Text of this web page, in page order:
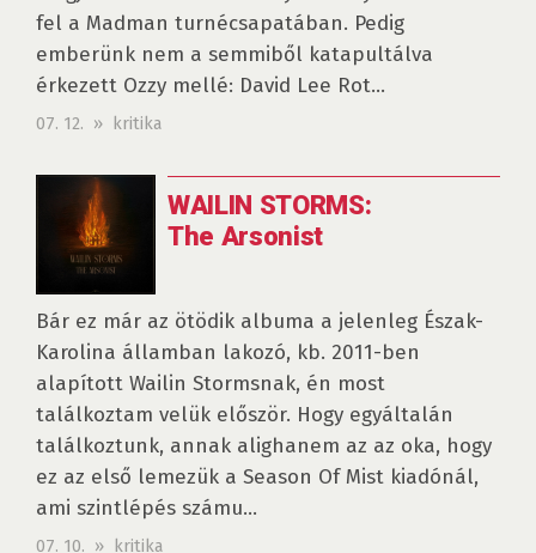
fel a Madman turnécsapatában. Pedig
emberünk nem a semmiből katapultálva
érkezett Ozzy mellé: David Lee Rot...
07. 12. » kritika
WAILIN STORMS:
The Arsonist
Bár ez már az ötödik albuma a jelenleg Észak-
Karolina államban lakozó, kb. 2011-ben
alapított Wailin Stormsnak, én most
találkoztam velük először. Hogy egyáltalán
találkoztunk, annak alighanem az az oka, hogy
ez az első lemezük a Season Of Mist kiadónál,
ami szintlépés számu...
07. 10. » kritika